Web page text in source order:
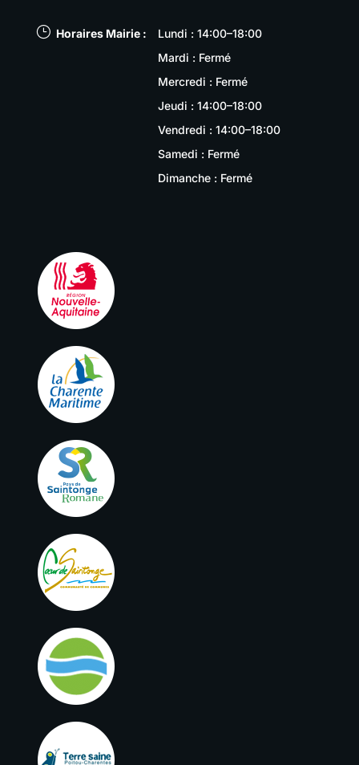
} Horaires Mairie :
Lundi : 14:00–18:00
Mardi : Fermé
Mercredi : Fermé
Jeudi : 14:00–18:00
Vendredi : 14:00–18:00
Samedi : Fermé
Dimanche : Fermé